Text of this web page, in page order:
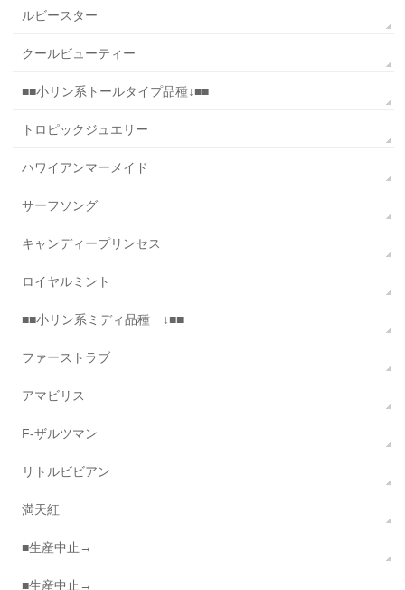
ルビースター
クールビューティー
■■小リン系トールタイプ品種↓■■
トロピックジュエリー
ハワイアンマーメイド
サーフソング
キャンディープリンセス
ロイヤルミント
■■小リン系ミディ品種 ↓■■
ファーストラブ
アマビリス
F-ザルツマン
リトルビビアン
満天紅
■生産中止→
■生産中止→